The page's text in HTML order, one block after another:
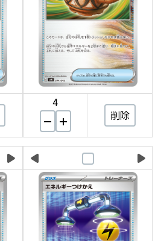
4
削除